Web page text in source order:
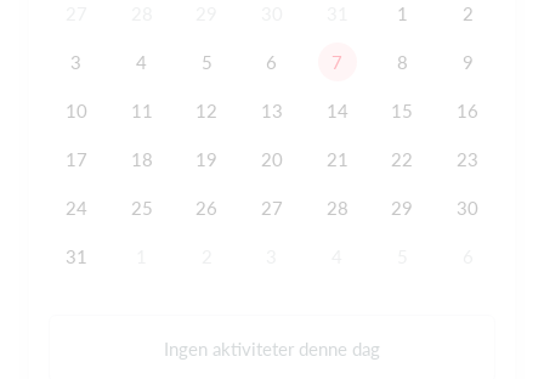
1 2
3 4 5 6 7 8 9
10 11 12 13 14 15 16
17 18 19 20 21 22 23
24 25 26 27 28 29 30
31
Ingen aktiviteter denne dag